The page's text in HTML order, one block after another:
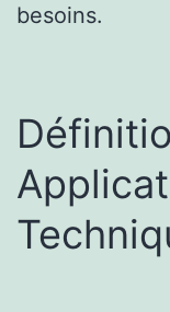
besoins.